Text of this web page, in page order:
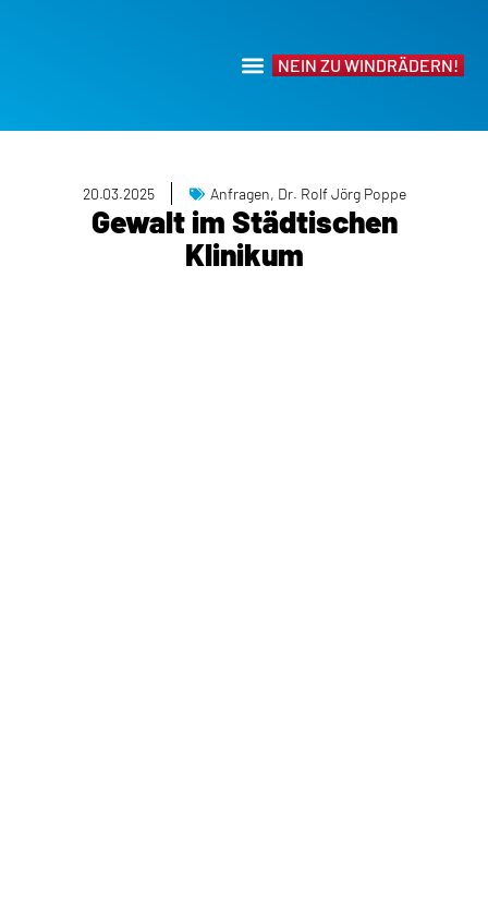
NEIN ZU WINDRÄDERN!
20.03.2025 Anfragen, Dr. Rolf Jörg Poppe
Gewalt im Städtischen
Klinikum